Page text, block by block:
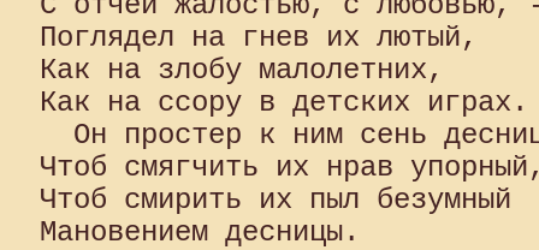
Поглядел на гнев их лютый,
Как на злобу малолетних,
Как на ссору в детских играх.
Он простер к ним сень
Чтоб смягчить их нрав
Чтоб смирить их пыл безумный
Мановением десницы.